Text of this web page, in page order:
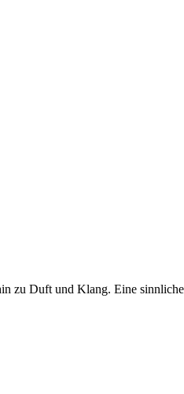
zu Duft und Klang. Eine